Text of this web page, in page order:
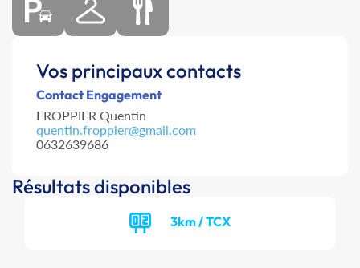
Vos principaux contacts
Contact Engagement
FROPPIER Quentin
quentin.froppier@gmail.com
0632639686
Résultats disponibles
3km / TCX